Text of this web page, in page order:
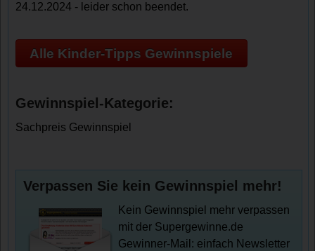
24.12.2024 - leider schon beendet.
Alle Kinder-Tipps Gewinnspiele
Gewinnspiel-Kategorie:
Sachpreis Gewinnspiel
Verpassen Sie kein Gewinnspiel mehr!
Kein Gewinnspiel mehr verpassen
mit der Supergewinne.de
Gewinner-Mail: einfach Newsletter